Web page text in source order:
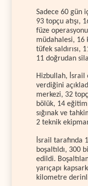
Sadece 60 gün
93 topçu atışı,
füze
müdahalesi, 16
tüfek saldırısı,
11 doğrudan
Hizbullah, İsrail
verdiğini
merkezi, 32
bölük, 14 eğitim
sığınak ve
2 teknik
İsrail tarafında
boşaltıldı, 300
edildi.
yarıçapı
kilometre